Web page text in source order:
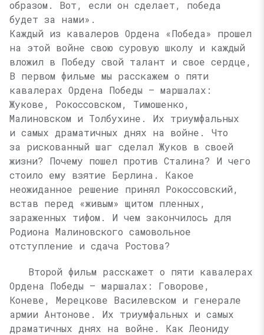
образом. Вот, если он сделает, победа
будет за нами».
Каждый из кавалеров Ордена «Победа» прошел
на этой войне свою суровую школу и каждый
вложил в Победу свой талант и свое сердце,
В первом фильме мы расскажем о пяти
кавалерах Ордена Победы — маршалах:
Жукове, Рокоссовском, Тимошенко,
Малиновском и Толбухине. Их триумфальных
и самых драматичных днях на войне. Что
за рискованный шаг сделал Жуков в своей
жизни? Почему пошел против Сталина? И чего
стоило ему взятие Берлина. Какое
неожиданное решение принял Рокоссовский,
встав перед «живым» щитом пленных,
зараженных тифом. И чем закончилось для
Родиона Малиновского самовольное
отступление и сдача Ростова?
Второй фильм расскажет о пяти кавалерах
Ордена Победы — маршалах: Говорове,
Коневе, Мерецкове Василевском и генерале
армии Антонове. Их триумфальных и самых
драматичных днях на войне. Как Леониду